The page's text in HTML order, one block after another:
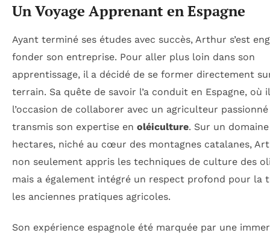
Un Voyage Apprenant en Espagne
Ayant terminé ses études avec succès, Arthur s’est
fonder son entreprise. Pour aller plus loin dans son
apprentissage, il a décidé de se former directement
terrain. Sa quête de savoir l’a conduit en Espagne, où
l’occasion de collaborer avec un agriculteur
transmis son expertise en oléiculture. Sur un
hectares, niché au cœur des montagnes catalanes,
non seulement appris les techniques de culture des
mais a également intégré un respect profond pour la
les anciennes pratiques agricoles.
Son expérience espagnole été marquée par une